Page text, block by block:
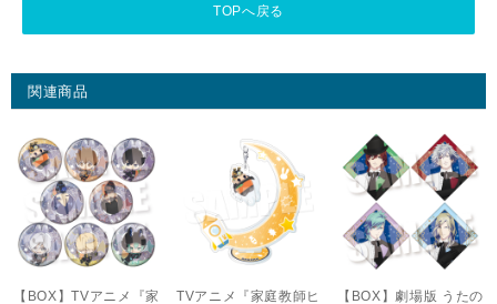
TOPへ戻る
関連商品
【BOX】TVアニメ『家
TVアニメ『家庭教師ヒ
【BOX】劇場版 うたの